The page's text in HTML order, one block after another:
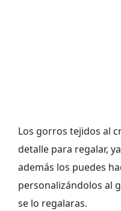
Los gorros tejidos al
detalle para regalar,
además los puedes
personalizándolos al
se lo regalaras.